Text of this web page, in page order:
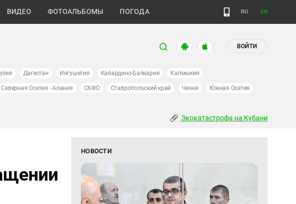
ВИДЕО ФОТОАЛЬБОМЫ ПОГОДА RU EN
ВОЙТИ
Дагестан Ингушетия Кабардино-Балкария Калмыкия
Северная Осетия - Алания СКФО Ставропольский край Чечня Южная Осетия
Экокатастрофа на Кубани
НОВОСТИ